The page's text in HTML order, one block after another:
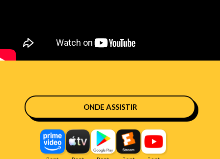
ONDE ASSISTIR